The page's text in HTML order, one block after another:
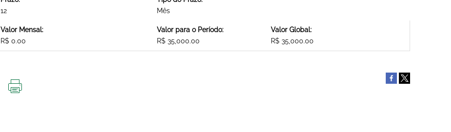
12
Mês
Valor Mensal:
R$ 0.00
Valor para o Período:
R$ 35,000.00
Valor Global:
R$ 35,000.00